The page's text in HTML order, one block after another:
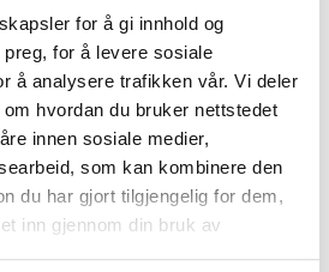
for å gi innhold og
for å levere sosiale
å analysere trafikken vår. Vi deler
hvordan du bruker nettstedet
innen sosiale medier,
som kan kombinere den
du har gjort tilgjengelig for dem,
inn gjennom din bruk av
den ekstraordinære samlingen
testamenterte til Oslo
museet også samlingene
Nielsen og Ludvig O.
våre avfotograferinger og